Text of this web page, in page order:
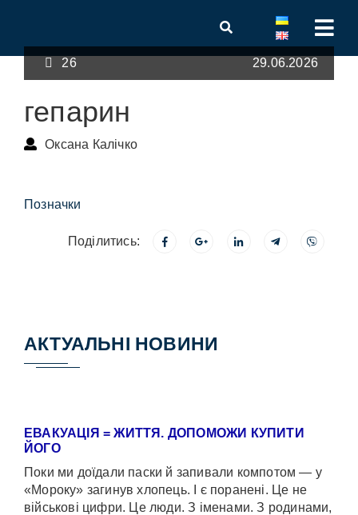
26 29.06.2026
гепарин
Оксана Калічко
Позначки
Поділитись:
АКТУАЛЬНІ НОВИНИ
ЕВАКУАЦІЯ = ЖИТТЯ. ДОПОМОЖИ КУПИТИ
ЙОГО
Поки ми доїдали паски й запивали компотом — у
«Мороку» загинув хлопець. І є поранені. Це не
військові цифри. Це люди. З іменами. З родинами,